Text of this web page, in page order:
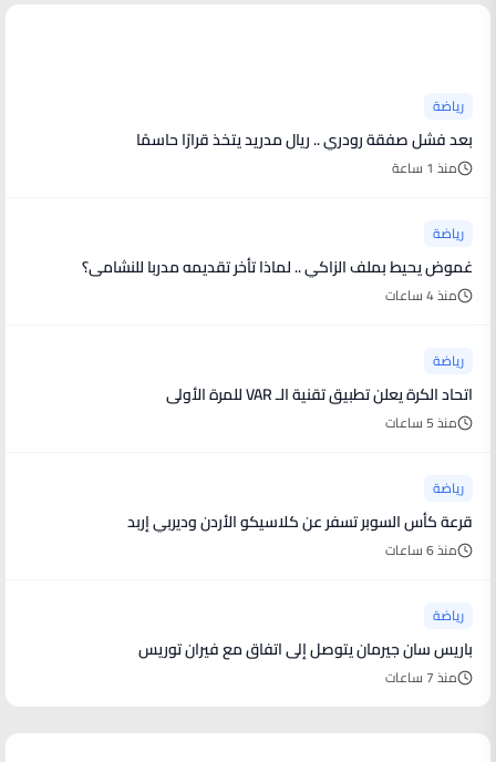
رياضة
بعد فشل صفقة رودري .. ريال مدريد يتخذ قرارًا حاسمًا
منذ 1 ساعة
رياضة
غموض يحيط بملف الزاكي .. لماذا تأخر تقديمه مدربا للنشامى؟
منذ 4 ساعات
رياضة
اتحاد الكرة يعلن تطبيق تقنية الـ VAR للمرة الأولى
منذ 5 ساعات
رياضة
قرعة كأس السوبر تسفر عن كلاسيكو الأردن وديربي إربد
منذ 6 ساعات
رياضة
باريس سان جيرمان يتوصل إلى اتفاق مع فيران توريس
منذ 7 ساعات